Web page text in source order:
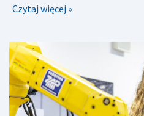
Czytaj więcej »